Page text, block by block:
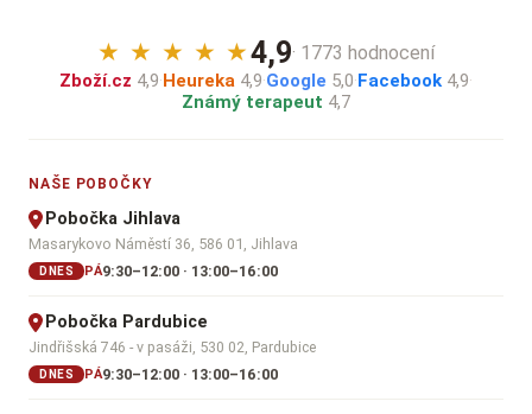
★ ★ ★ ★ ★4,9· 1773 hodnocení
Zboží.cz 4,9·Heureka 4,9·Google 5,0·Facebook 4,9·
Známý terapeut 4,7
NAŠE POBOČKY
Pobočka Jihlava
Masarykovo Náměstí 36, 586 01, Jihlava
DNES PÁ9:30–12:00 · 13:00–16:00
Pobočka Pardubice
Jindřišská 746 - v pasáži, 530 02, Pardubice
DNES PÁ9:30–12:00 · 13:00–16:00